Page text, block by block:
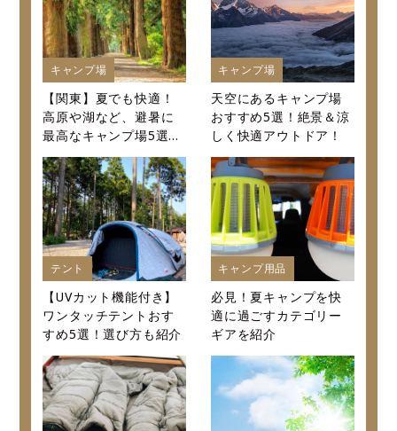
キャンプ場
【関東】夏でも快適！
高原や湖など、避暑に
最高なキャンプ場5選～
口コミから値段まで徹
底紹介～
キャンプ場
天空にあるキャンプ場
おすすめ5選！絶景＆涼
しく快適アウトドア！
テント
【UVカット機能付き】
ワンタッチテントおす
すめ5選！選び方も紹介
キャンプ用品
必見！夏キャンプを快
適に過ごすカテゴリー
ギアを紹介